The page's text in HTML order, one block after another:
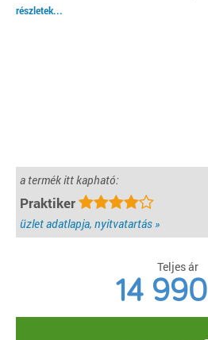
részletek...
a termék itt kapható:
Praktiker
üzlet adatlapja, nyitvatartás »
Teljes ár
14 990